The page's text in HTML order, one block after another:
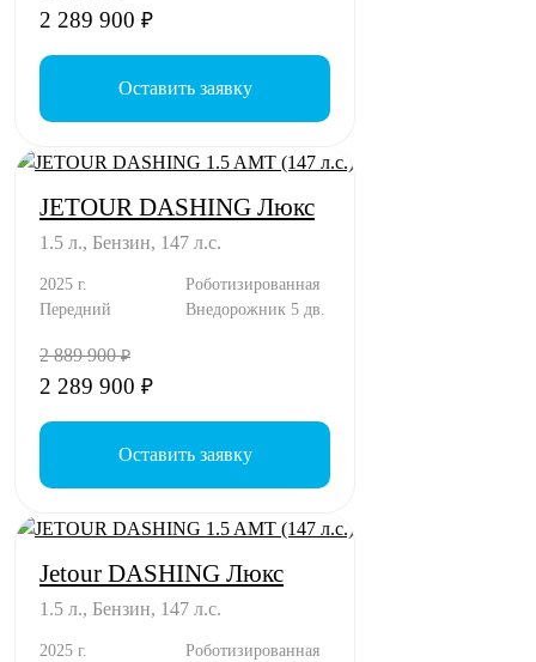
2 289 900 ₽
Оставить заявку
JETOUR DASHING Люкс
1.5 л., Бензин, 147 л.с.
2025 г.
Передний
Роботизированная
Внедорожник 5 дв.
2 889 900₽
2 289 900 ₽
Оставить заявку
Jetour DASHING Люкс
1.5 л., Бензин, 147 л.с.
2025 г.
Роботизированная